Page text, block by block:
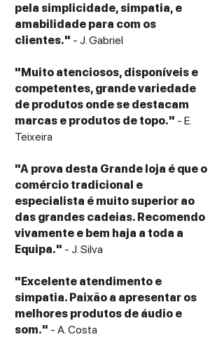
pela simplicidade, simpatia, e
amabilidade para com os
clientes." - J. Gabriel
"Muito atenciosos, disponíveis e
competentes, grande variedade
de produtos onde se destacam
marcas e produtos de topo." - E.
Teixeira
"A prova desta Grande loja é que o
comércio tradicional e
especialista é muito superior ao
das grandes cadeias. Recomendo
vivamente e bem haja a toda a
Equipa." - J. Silva
"Excelente atendimento e
simpatia. Paixão a apresentar os
melhores produtos de áudio e
som." - A. Costa